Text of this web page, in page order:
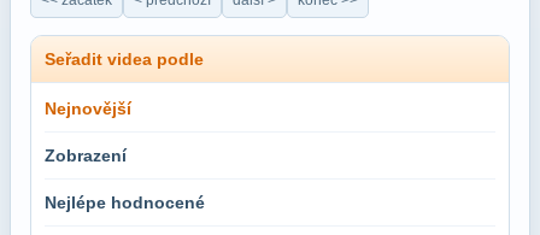
Seřadit videa podle
Nejnovější
Zobrazení
Nejlépe hodnocené